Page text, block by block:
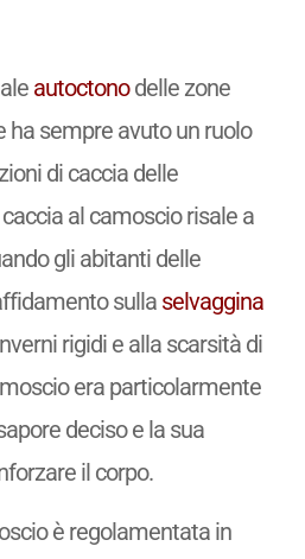
autoctonodelle zone
ha sempre avuto un ruolo
di caccia delle
al camoscio risale a
gli abitanti delle
sulla selvaggina
rigidi e alla scarsità di
era particolarmente
deciso e la sua
il corpo.
è regolamentata in